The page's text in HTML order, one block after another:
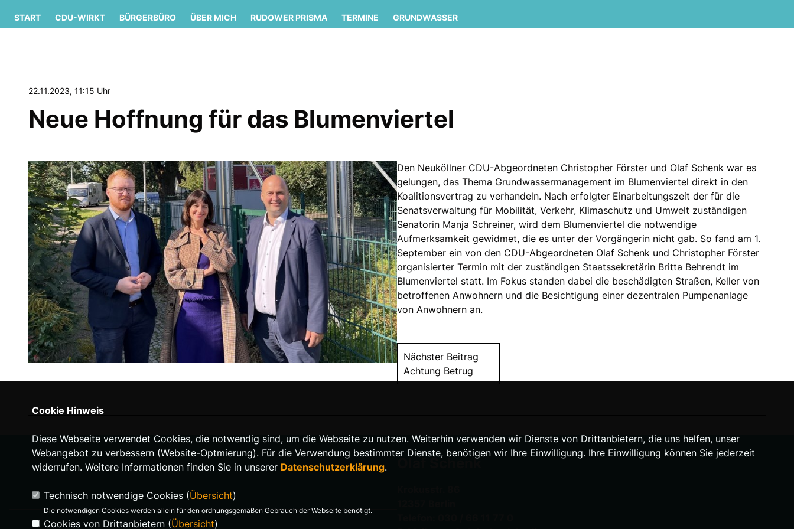
START CDU-WIRKT BÜRGERBÜRO ÜBER MICH RUDOWER PRISMA TERMINE GRUNDWASSER
22.11.2023, 11:15 Uhr
Neue Hoffnung für das Blumenviertel
Den Neuköllner CDU-Abgeordneten Christopher Förster und Olaf Schenk war es
gelungen, das Thema Grundwassermanagement im Blumenviertel direkt in den
Koalitionsvertrag zu verhandeln. Nach erfolgter Einarbeitungszeit der für die
Senatsverwaltung für Mobilität, Verkehr, Klimaschutz und Umwelt zuständigen
Senatorin Manja Schreiner, wird dem Blumenviertel die notwendige
Aufmerksamkeit gewidmet, die es unter der Vorgängerin nicht gab. So fand am 1.
September ein von den CDU-Abgeordneten Olaf Schenk und Christopher Förster
organisierter Termin mit der zuständigen Staatssekretärin Britta Behrendt im
Blumenviertel statt. Im Fokus standen dabei die beschädigten Straßen, Keller von
betroffenen Anwohnern und die Besichtigung einer dezentralen Pumpenanlage
von Anwohnern an.
Nächster Beitrag
Achtung Betrug
Olaf Schenk
Cookie Hinweis
Diese Webseite verwendet Cookies, die notwendig sind, um die Webseite zu nutzen. Weiterhin verwenden wir Dienste von Drittanbietern, die uns helfen, unser
Webangebot zu verbessern (Website-Optmierung). Für die Verwendung bestimmter Dienste, benötigen wir Ihre Einwilligung. Ihre Einwilligung können Sie jederzeit
widerrufen. Weitere Informationen finden Sie in unserer Datenschutzerklärung.
Technisch notwendige Cookies (Übersicht)
Die notwendigen Cookies werden allein für den ordnungsgemäßen Gebrauch der Webseite benötigt.
Cookies von Drittanbietern (Übersicht)